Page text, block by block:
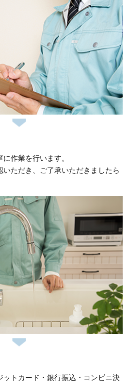
作業を行います。
ただき、ご了承いただきましたら
ットカード・銀行振込・コンビニ決